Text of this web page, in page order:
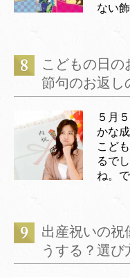
ない
こどもの日の
節句のお返し
５月
かな
こど
るで
ね。
出産祝いの祝
うする？選び